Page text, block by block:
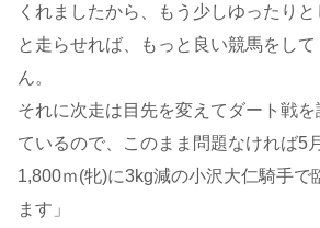
くれましたから、もう少しゆったり
と走らせれば、もっと良い競馬をし
ん。
それに次走は目先を変えてダート戦を
ているので、このまま問題なければ5
1,800ｍ(牝)に3kg減の小沢大仁騎手で
ます」